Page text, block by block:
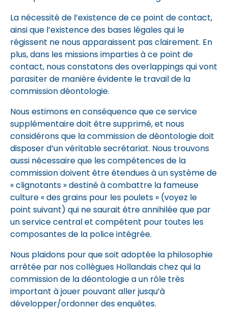
La nécessité de l’existence de ce point de contact,
ainsi que l’existence des bases légales qui le
régissent ne nous apparaissent pas clairement. En
plus, dans les missions imparties à ce point de
contact, nous constatons des overlappings qui vont
parasiter de manière évidente le travail de la
commission déontologie.
Nous estimons en conséquence que ce service
supplémentaire doit être supprimé, et nous
considérons que la commission de déontologie doit
disposer d’un véritable secrétariat. Nous trouvons
aussi nécessaire que les compétences de la
commission doivent être étendues à un système de
« clignotants » destiné à combattre la fameuse
culture « des grains pour les poulets » (voyez le
point suivant) qui ne saurait être annihilée que par
un service central et compétent pour toutes les
composantes de la police intégrée.
Nous plaidons pour que soit adoptée la philosophie
arrêtée par nos collègues Hollandais chez qui la
commission de la déontologie a un rôle très
important à jouer pouvant aller jusqu’à
développer/ordonner des enquêtes.